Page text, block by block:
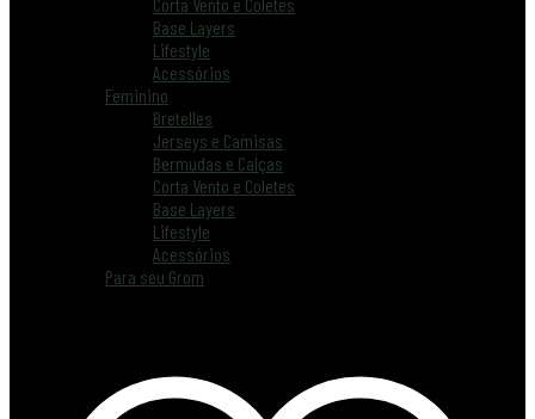
Base Layers
Lifestyle
Acessórios
Feminino
Bretelles
Jerseys e Camisas
Bermudas e Calças
Corta Vento e Coletes
Base Layers
Lifestyle
Acessórios
Para seu Grom